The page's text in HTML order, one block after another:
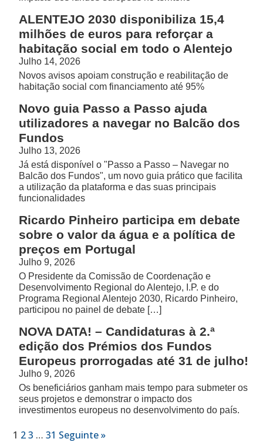
ALENTEJO 2030 disponibiliza 15,4
milhões de euros para reforçar a
habitação social em todo o Alentejo
Julho 14, 2026
Novos avisos apoiam construção e reabilitação de
habitação social com financiamento até 95%
Novo guia Passo a Passo ajuda
utilizadores a navegar no Balcão dos
Fundos
Julho 13, 2026
Já está disponível o "Passo a Passo – Navegar no
Balcão dos Fundos", um novo guia prático que facilita
a utilização da plataforma e das suas principais
funcionalidades
Ricardo Pinheiro participa em debate
sobre o valor da água e a política de
preços em Portugal
Julho 9, 2026
O Presidente da Comissão de Coordenação e
Desenvolvimento Regional do Alentejo, I.P. e do
Programa Regional Alentejo 2030, Ricardo Pinheiro,
participou no painel de debate […]
NOVA DATA! – Candidaturas à 2.ª
edição dos Prémios dos Fundos
Europeus prorrogadas até 31 de julho!
Julho 9, 2026
Os beneficiários ganham mais tempo para submeter os
seus projetos e demonstrar o impacto dos
investimentos europeus no desenvolvimento do país.
1 2 3 … 31 Seguinte »